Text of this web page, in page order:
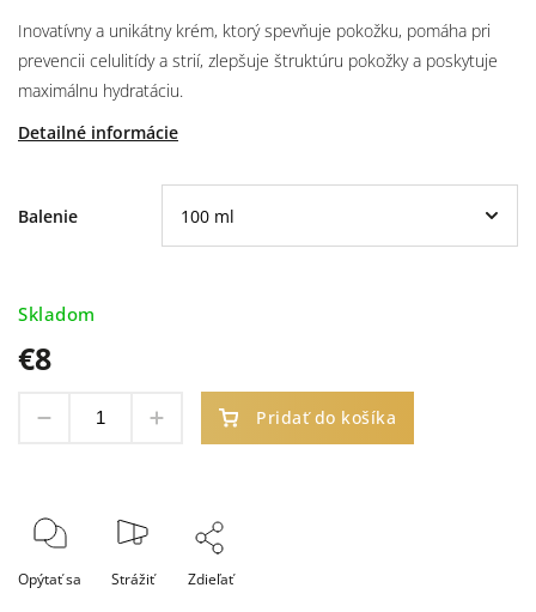
Inovatívny a unikátny krém, ktorý spevňuje pokožku, pomáha pri
prevencii celulitídy a strií, zlepšuje štruktúru pokožky a poskytuje
maximálnu hydratáciu.
Detailné informácie
Balenie
€8
Skladom
Pridať do košíka
Opýtať sa Strážiť Zdieľať